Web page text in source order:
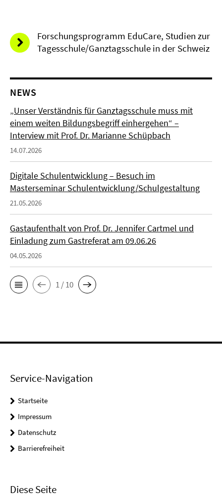
Forschungsprogramm EduCare, Studien zur
Tagesschule/Ganztagsschule in der Schweiz
NEWS
„Unser Verständnis für Ganztagsschule muss mit
einem weiten Bildungsbegriff einhergehen“ –
Interview mit Prof. Dr. Marianne Schüpbach
14.07.2026
Digitale Schulentwicklung – Besuch im
Masterseminar Schulentwicklung/Schulgestaltung
21.05.2026
Gastaufenthalt von Prof. Dr. Jennifer Cartmel und
Einladung zum Gastreferat am 09.06.26
04.05.2026
1 / 10
Service-Navigation
Startseite
Impressum
Datenschutz
Barrierefreiheit
Diese Seite